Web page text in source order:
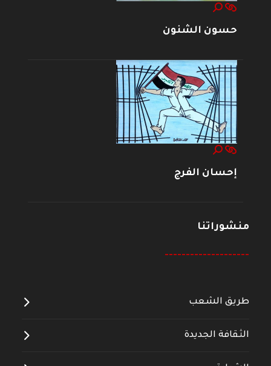
حسون الشنون
إحسان الفرج
منشوراتنا
--------------------
طريق الشعب
الثقافة الجديدة